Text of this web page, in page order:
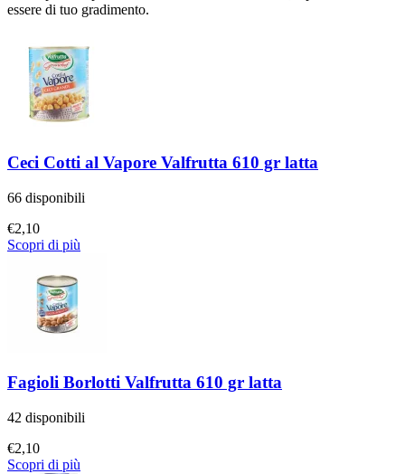
essere di tuo gradimento.
Ceci Cotti al Vapore Valfrutta 610 gr latta
66 disponibili
€2,10
Scopri di più
Fagioli Borlotti Valfrutta 610 gr latta
42 disponibili
€2,10
Scopri di più